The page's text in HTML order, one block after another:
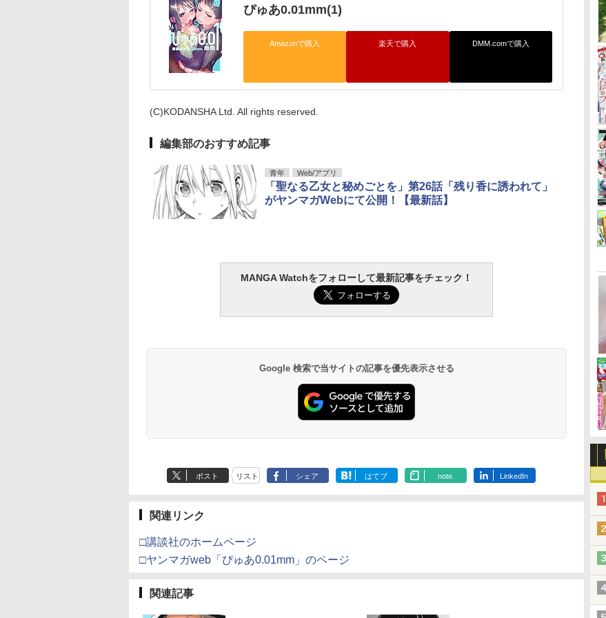
ぴゅあ0.01mm(1)
Amazonで購入 楽天で購入 DMM.comで購入
(C)KODANSHA Ltd. All rights reserved.
編集部のおすすめ記事
青年 Web/アプリ
「聖なる乙女と秘めごとを」第26話「残り香に誘われて」
がヤンマガWebにて公開！【最新話】
MANGA Watchをフォローして最新記事をチェック！
Google 検索で当サイトの記事を優先表示させる
ポスト リスト シェア はてブ note LinkedIn
関連リンク
□講談社のホームページ
□ヤンマガweb「ぴゅあ0.01mm」のページ
関連記事